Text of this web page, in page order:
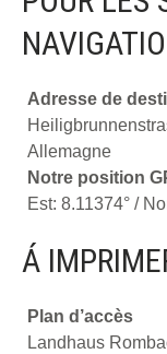
Adresse de
Allemagne
Notre position
Est: 8.11374° /
Á
Plan d’accès
Landhaus